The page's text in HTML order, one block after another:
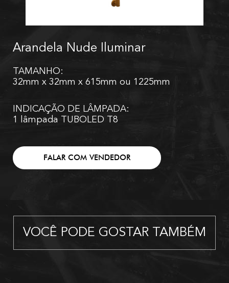
Arandela Nude Iluminar
TAMANHO:
32mm x 32mm x 615mm ou 1225mm
INDICAÇÃO DE LÂMPADA:
1 lâmpada TUBOLED T8
FALAR COM VENDEDOR
VOCÊ PODE GOSTAR TAMBÉM